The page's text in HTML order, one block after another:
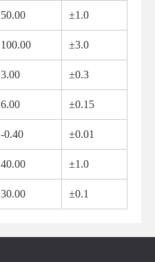
50.00 ±1.0
100.00 ±3.0
3.00 ±0.3
6.00 ±0.15
-0.40 ±0.01
40.00 ±1.0
30.00 ±0.1